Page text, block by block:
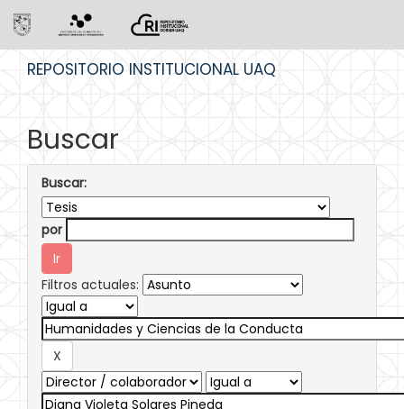
REPOSITORIO INSTITUCIONAL UAQ
Buscar
Buscar:
por
Filtros actuales: